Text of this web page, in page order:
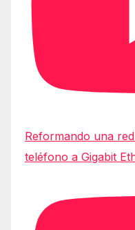
Reformando una
teléfono a Gigabit